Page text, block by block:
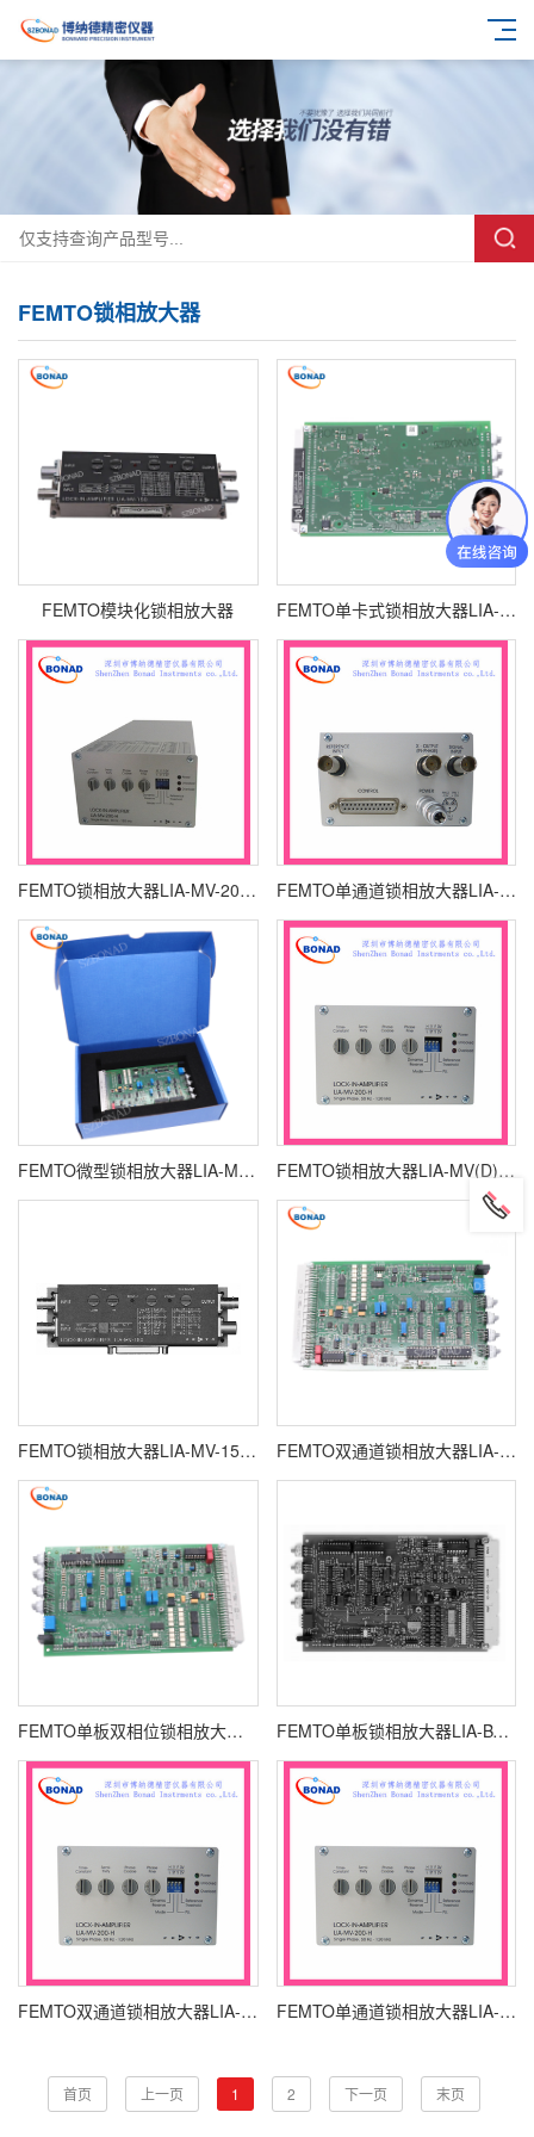
FEMTO锁相放大器
FEMTO模块化锁相放大器 FEMTO单卡式锁相放大器LIA-BV(D)-150
FEMTO锁相放大器LIA-MV-200-H FEMTO单通道锁相放大器LIA-MV-200-L
FEMTO微型锁相放大器LIA-MV-150 FEMTO锁相放大器LIA-MV(D)-200
FEMTO锁相放大器LIA-MV-150-S FEMTO双通道锁相放大器LIA-BVD-150-L
FEMTO单板双相位锁相放大器LIA-BVD-150-H FEMTO单板锁相放大器LIA-BV-150-L
FEMTO双通道锁相放大器LIA-MVD-200-L FEMTO单通道锁相放大器LIA-MV-200-H
首页 上一页 1 2 下一页 末页